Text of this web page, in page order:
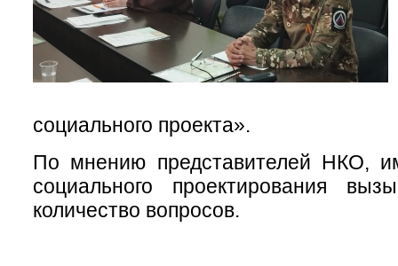
социального проекта».
По мнению представителей НКО,
социального проектирования
количество вопросов.